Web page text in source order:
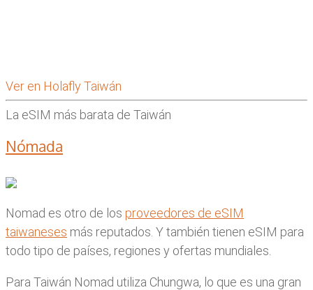
Ver en Holafly Taiwán
La eSIM más barata de Taiwán
Nómada
Nomad es otro de los proveedores de eSIM
taiwaneses más reputados. Y también tienen eSIM para
todo tipo de países, regiones y ofertas mundiales.
Para Taiwán Nomad utiliza Chungwa, lo que es una gran